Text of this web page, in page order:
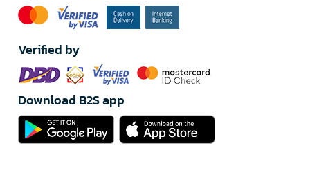
Verified by
Download B2S app